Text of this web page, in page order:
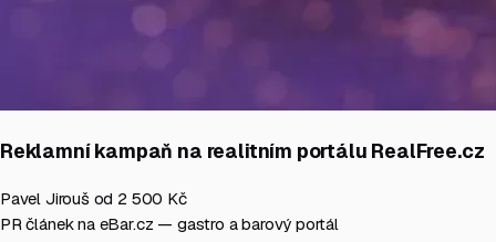
Reklamní kampaň na realitním portálu RealFree.cz
Pavel Jirouš od 2 500 Kč
PR článek na eBar.cz — gastro a barový portál